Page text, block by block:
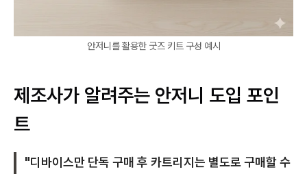
안저니를 활용한 굿즈 키트 구성 예시
제조사가 알려주는 안저니 도입 포인
트
"디바이스만 단독 구매 후 카트리지는 별도로 구매할 수